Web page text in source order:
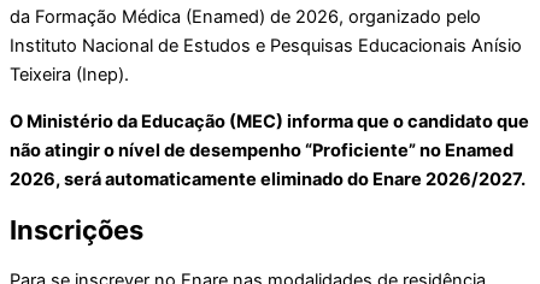
da Formação Médica (Enamed) de 2026, organizado pelo
Instituto Nacional de Estudos e Pesquisas Educacionais Anísio
Teixeira (Inep).
O Ministério da Educação (MEC) informa que o candidato que
não atingir o nível de desempenho “Proficiente” no Enamed
2026, será automaticamente eliminado do Enare 2026/2027.
Inscrições